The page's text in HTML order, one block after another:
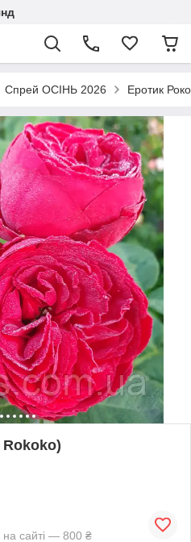
Спрей ОСІНЬ 2026 Еротик
на сайті — 800 ₴